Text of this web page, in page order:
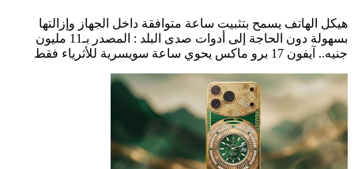
هيكل الهاتف يسمح بتثبيت ساعة متوافقة داخل الجهاز وإزالتها
بسهولة دون الحاجة إلى أدوات صدى البلد : المصدر بـ11 مليون
جنيه.. آيفون 17 برو ماكس يحوي ساعة سويسرية للأثرياء فقط